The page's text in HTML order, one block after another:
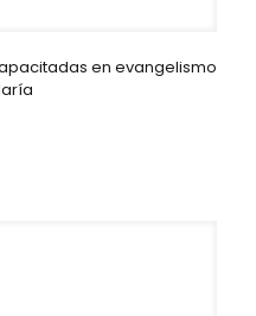
en evangelismo